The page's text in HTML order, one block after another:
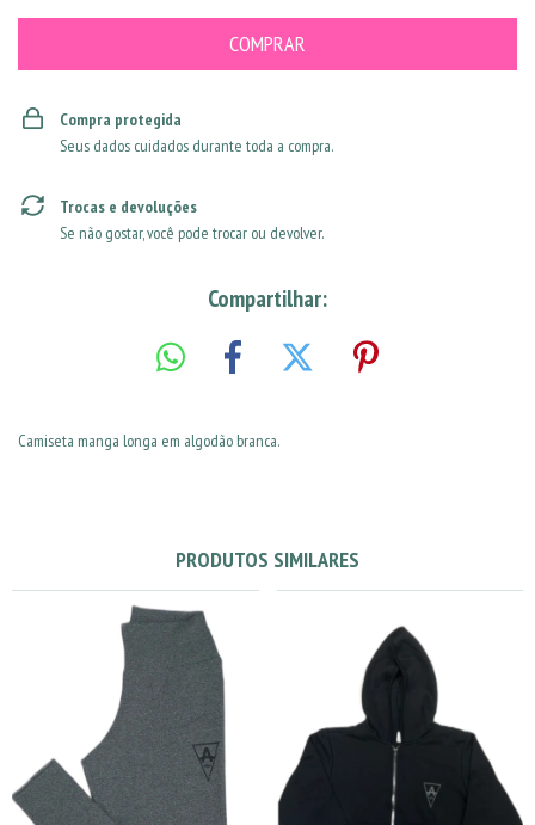
Compra protegida
Seus dados cuidados durante toda a compra.
Trocas e devoluções
Se não gostar, você pode trocar ou devolver.
Compartilhar:
Camiseta manga longa em algodão branca.
PRODUTOS SIMILARES